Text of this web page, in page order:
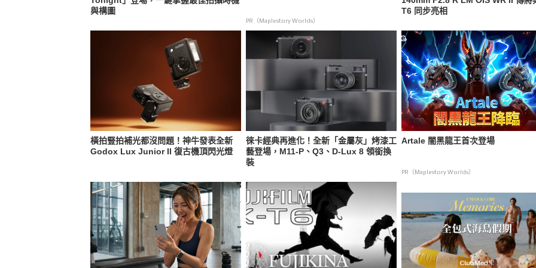
與構圖
PR（Maplestory Worlds）
T6 同步亮相
橫拍豎拍補光都沒問題！神牛發表全新
Godox Lux Junior II 復古機頂閃光燈
徠卡經典再進化！全新「金屬灰」烤漆工
藝登場，M11-P、Q3、D-Lux 8 領銜換
裝
Artale 闇黑龍王首次登場
PR（Maplestory Worlds）